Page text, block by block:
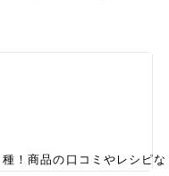
！商品の口コミやレシピな